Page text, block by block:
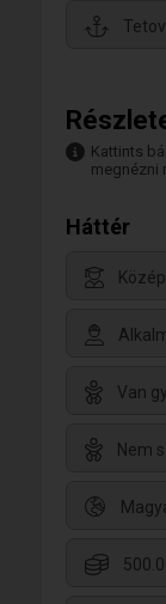
Kattints
megnézni
Háttér
Van
Nem